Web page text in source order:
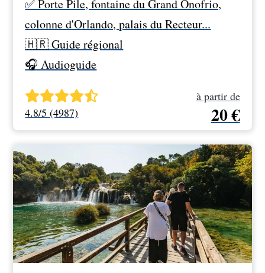
✅ Porte Pile, fontaine du Grand Onofrio,
colonne d'Orlando, palais du Recteur...
🇭🇷 Guide régional
🎧 Audioguide
4.8/5 (4987)
à partir de
20 €